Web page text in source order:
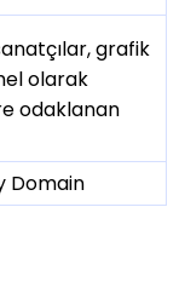
grafik
olarak
odaklanan
Domain